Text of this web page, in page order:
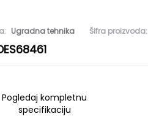
Ugradna tehnika Šifra proizvoda:
Pogledaj kompletnu
specifikaciju